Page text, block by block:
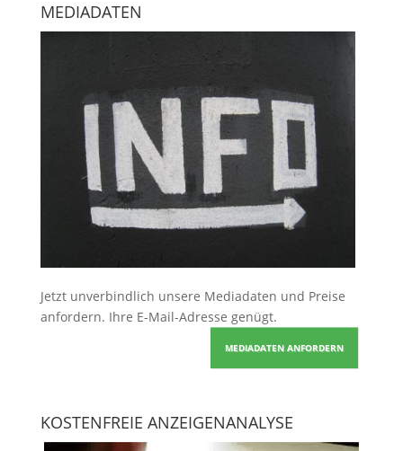
MEDIADATEN
Jetzt unverbindlich unsere Mediadaten und Preise
anfordern. Ihre E-Mail-Adresse genügt.
MEDIADATEN ANFORDERN
KOSTENFREIE ANZEIGENANALYSE